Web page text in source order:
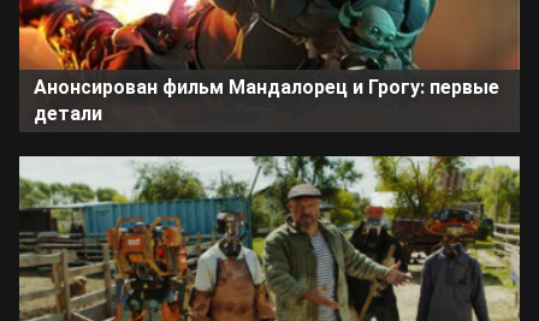
Анонсирован фильм Мандалорец и Грогу: первые
детали